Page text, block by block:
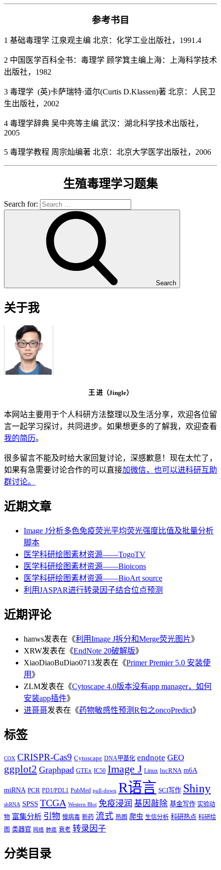
参考书目
1 基础毒理学 江泉观主编 北京：化学工业出版社，1991.4
2 中国医学百科全书：毒理学 顾学箕主编上海：上海科学技术
出版社，1982
3 毒理学 (英)卡萨瑞特·道尔(Curtis D.Klassen)著 北京：人民卫
生出版社，2002
4 毒理学辞典 吴中亮等主编 武汉：湖北科学技术出版社，
2005
5 毒理学教程 周宗灿编著 北京：北京大学医学出版社，2006
生殖毒理学习题集
Search for:
Search
关于我
王 进（Jingle）
本网站主要用于个人科研方法整理以及生活分享，欢迎各位留
言一起学习探讨，共同进步。如果想更多的了解我，欢迎查看
我的简历。
很多留言不能及时给大家回复讨论，深感歉意！现在太忙了，
如果有急需要讨论合作的可以直接加微信，也可以进科研互助
群讨论。
近期文章
Image J分析多色免疫荧光平均荧光强度比值及批量分析
脚本
医学科研绘图素材资源——TogoTV
医学科研绘图素材资源——Bioicons
医学科研绘图素材资源——BioArt source
利用JASPAR进行转录因子结合位点预测
近期评论
hanws发表在《利用Image J拆分和Merge荧光图片》
XRW发表在《EndNote 20破解版》
XiaoDiaoBuDiao0713发表在《Primer Premier 5.0 安装使
用 》
ZLM发表在《Cytoscape 4.0版本没有app manager，如何
安装app插件》
进哥哥发表在《药物敏感性预测R包之oncoPredict》
标签
COX CRISPR-Cas9 Cytoscape DNA甲基化 endnote GEO
ggplot2 Graphpad GTEx IC50 Image J Linux lncRNA m6A
miRNA PCR PD1/PDL1 PubMed pull-down R语言 SCI写作 Shiny
shRNA SPSS TCGA Western Blot 免疫浸润 基因敲除 基金写作 实验动
物 富集分析 引物 慢病毒 新药 流式 热图 爬虫 生信分析 科研热点 科研绘
图 类器官 网络 肺癌 衰老 转录因子
分类目录